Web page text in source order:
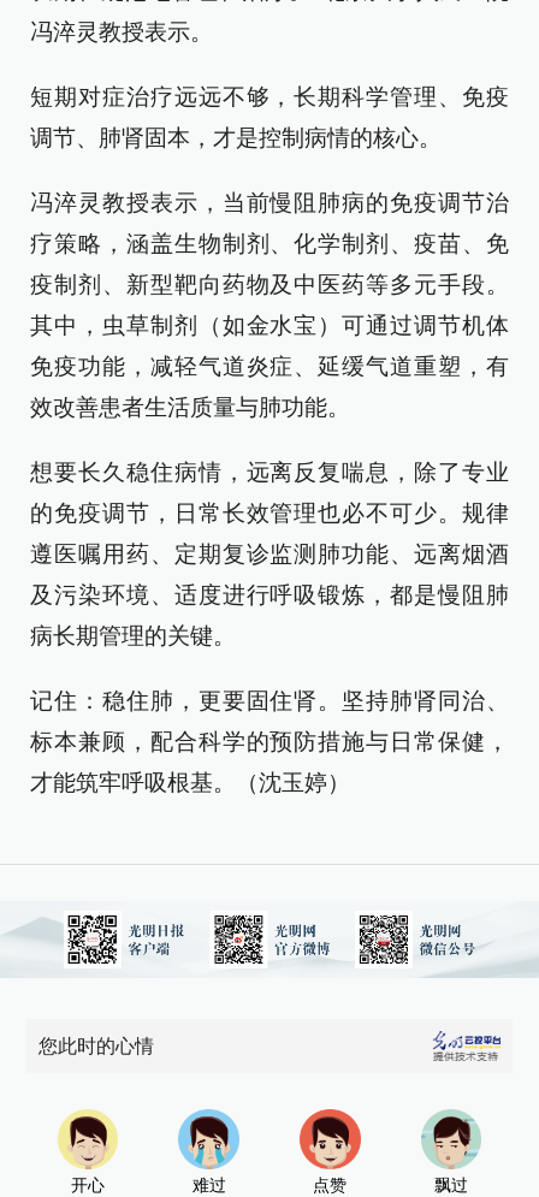
冯淬灵教授表示。
短期对症治疗远远不够，长期科学管理、免疫
调节、肺肾固本，才是控制病情的核心。
冯淬灵教授表示，当前慢阻肺病的免疫调节治
疗策略，涵盖生物制剂、化学制剂、疫苗、免
疫制剂、新型靶向药物及中医药等多元手段。
其中，虫草制剂（如金水宝）可通过调节机体
免疫功能，减轻气道炎症、延缓气道重塑，有
效改善患者生活质量与肺功能。
想要长久稳住病情，远离反复喘息，除了专业
的免疫调节，日常长效管理也必不可少。规律
遵医嘱用药、定期复诊监测肺功能、远离烟酒
及污染环境、适度进行呼吸锻炼，都是慢阻肺
病长期管理的关键。
记住：稳住肺，更要固住肾。坚持肺肾同治、
标本兼顾，配合科学的预防措施与日常保健，
才能筑牢呼吸根基。（沈玉婷）
您此时的心情
开心 难过 点赞 飘过